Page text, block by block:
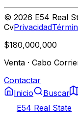
© 2026 E54 Real
CvPrivacidad
$180,000,000
Venta · Cabo
Contactar
Inicio
Buscar
E54 Real State